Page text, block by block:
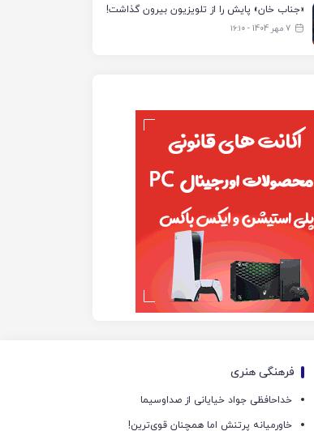
«جناب خان» پایش را از تلویزیون بیرون گذاشت!
7 مهر 1404 - ۱۶:۱۰
فرهنگی هنری
خداحافظی جواد خیایانی از صداوسیما
خاورمیانه پرتنش اما همچنان قوی‌ترین!